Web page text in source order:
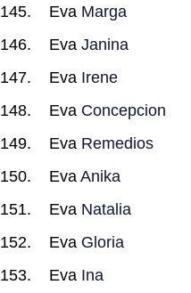
Eva Marga
Eva Janina
Eva Irene
Eva Concepcion
Eva Remedios
Eva Anika
Eva Natalia
Eva Gloria
Eva Ina